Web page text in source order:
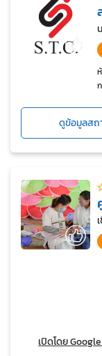
ดูข้อมูลสถ
เปิดโดย